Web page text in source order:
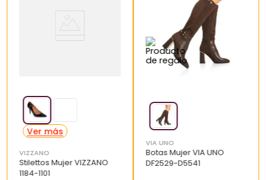
VIZZANO
Stilettos Mujer VIZZANO
1184-1101
VIA UNO
Botas Mujer VIA UNO
DF2529-D5541